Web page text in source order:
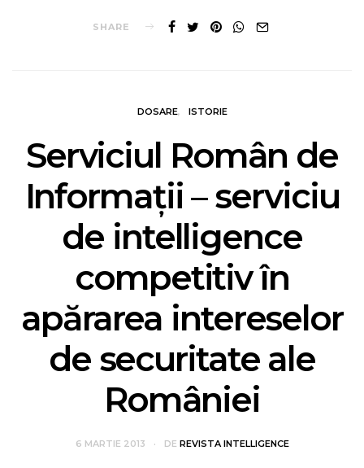
SHARE
DOSARE ISTORIE
Serviciul Român de
Informații – serviciu
de intelligence
competitiv în
apărarea intereselor
de securitate ale
României
6 MARTIE 2013 DE REVISTA INTELLIGENCE